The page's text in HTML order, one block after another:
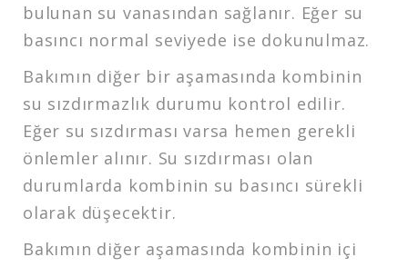
bulunan su vanasından sağlanır. Eğer su
basıncı normal seviyede ise dokunulmaz.
Bakımın diğer bir aşamasında kombinin
su sızdırmazlık durumu kontrol edilir.
Eğer su sızdırması varsa hemen gerekli
önlemler alınır. Su sızdırması olan
durumlarda kombinin su basıncı sürekli
olarak düşecektir.
Bakımın diğer aşamasında kombinin içi